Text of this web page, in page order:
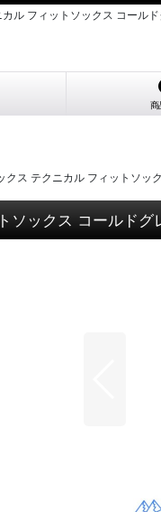
ル フィットソックス コール
商
クス テクニカル フィットソ
ソックス コールド